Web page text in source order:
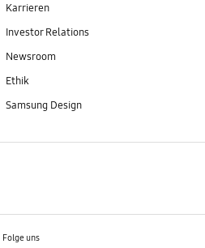
Karrieren
Investor Relations
Newsroom
Ethik
Samsung Design
Folge uns